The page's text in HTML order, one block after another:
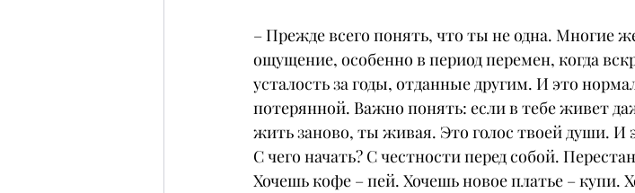
– Прежде всего понять, что ты не одна. Многие
ощущение, особенно в период перемен, когда
усталость за годы, отданные другим. И это
потерянной. Важно понять: если в тебе живет
жить заново, ты живая. Это голос твоей души. И
С чего начать? С честности перед собой.
Хочешь кофе – пей. Хочешь новое платье – купи.